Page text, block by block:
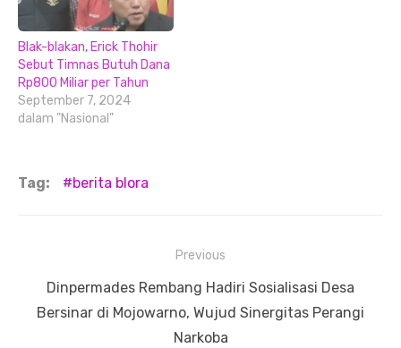
Blak-blakan, Erick Thohir
Sebut Timnas Butuh Dana
Rp800 Miliar per Tahun
September 7, 2024
dalam "Nasional"
Tag: berita blora
pos
Previous
Previous
post:
Dinpermades Rembang Hadiri Sosialisasi Desa
Bersinar di Mojowarno, Wujud Sinergitas Perangi
Narkoba